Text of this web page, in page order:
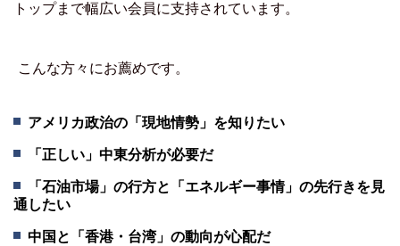
トップまで幅広い会員に支持されています。
こんな方々にお薦めです。
アメリカ政治の「現地情勢」を知りたい
「正しい」中東分析が必要だ
「石油市場」の行方と「エネルギー事情」の先行きを見
通したい
中国と「香港・台湾」の動向が心配だ